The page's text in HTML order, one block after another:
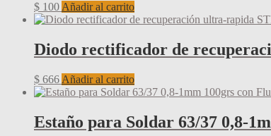
$ 100 Añadir al carrito
Diodo rectificador de
$ 666 Añadir al carrito
Estaño para Soldar 63/37 0,8-